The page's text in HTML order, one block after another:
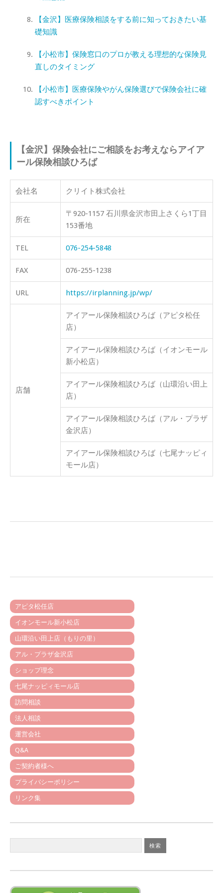
【金沢】医療保険相談をする前に知っておきたい基
礎知識
【小松市】保険窓口のプロが教える理想的な保険見
直しのタイミング
【小松市】医療保険やがん保険選びで保険会社に確
認すべきポイント
【金沢】保険会社にご相談をお考えならアイア
ール保険相談ひろば
会社名 クリイト株式会社
所在
〒920-1157 石川県金沢市田上さくら1丁目
153番地
TEL 076-254-5848
FAX 076-255-1238
URL https://irplanning.jp/wp/
店舗
アイアール保険相談ひろば（アピタ松任
店）
アイアール保険相談ひろば（イオンモール
新小松店）
アイアール保険相談ひろば（山環沿い田上
店）
アイアール保険相談ひろば（アル・プラザ
金沢店）
アイアール保険相談ひろば（七尾ナッピィ
モール店）
アピタ松任店
イオンモール新小松店
山環沿い田上店（もりの里）
アル・プラザ金沢店
ショップ理念
七尾ナッピィモール店
訪問相談
法人相談
運営会社
Q&A
ご契約者様へ
プライバシーポリシー
リンク集